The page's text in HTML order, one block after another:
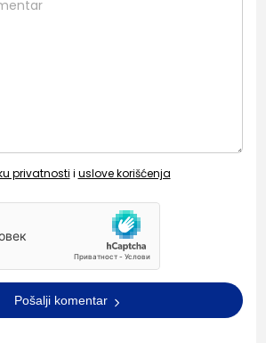
privatnosti i uslove korišćenja
Pošalji komentar